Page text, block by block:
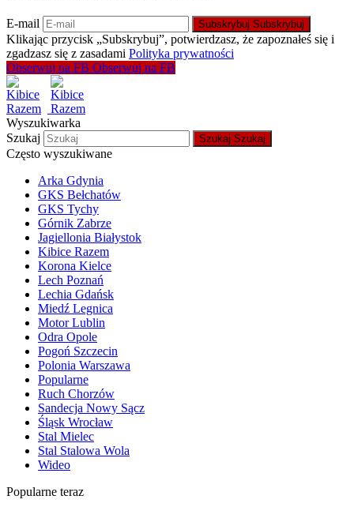
E-mail Subskrybuj Subskrybuj
Klikając przycisk „Subskrybuj”, potwierdzasz, że zapoznałeś się i
zgadzasz się z zasadami Polityka prywatności
Obserwuj na FB Obserwuj na FB
Wyszukiwarka
Szukaj
Szukaj Szukaj
Często wyszukiwane
Arka Gdynia
GKS Bełchatów
GKS Tychy
Górnik Zabrze
Jagiellonia Białystok
Kibice Razem
Korona Kielce
Lech Poznań
Lechia Gdańsk
Miedź Legnica
Motor Lublin
Odra Opole
Pogoń Szczecin
Polonia Warszawa
Popularne
Ruch Chorzów
Sandecja Nowy Sącz
Śląsk Wrocław
Stal Mielec
Stal Stalowa Wola
Wideo
Popularne teraz